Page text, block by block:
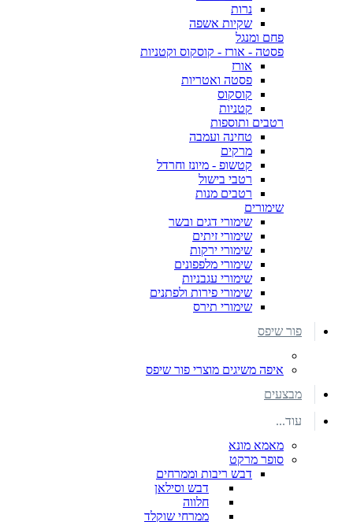
נרות
שקיות אשפה
פחם ומנגל
פסטה - אורז - קוסקוס וקטניות
אורז
פסטה ואטריות
קוסקוס
קטניות
רטבים ותוספות
טחינה ועמבה
מרקים
קטשופ - מיונז וחרדל
רטבי בישול
רטבים מנות
שימורים
שימורי דגים ובשר
שימורי זיתים
שימורי ירקות
שימורי מלפפונים
שימורי עגבניות
שימורי פירות ולפתנים
שימורי תירס
פור שיפס
איפה משיגים מוצרי פור שיפס
מבצעים
עוד...
מאמא מונא
סופר מרקט
דבש ריבות וממרחים
דבש וסילאן
חלווה
ממרחי שוקלד